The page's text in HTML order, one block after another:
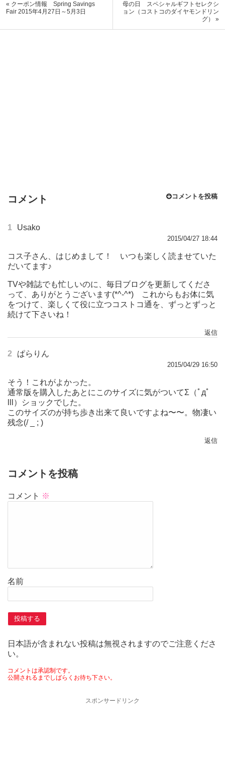
« クーポン情報 Spring Savings
Fair 2015年4月27日～5月3日
母の日 スペシャルギフトセレクシ
ョン（コストコのダイヤモンドリン
グ） »
コメント コメントを投稿
1 Usako
2015/04/27 18:44
コス子さん、はじめまして！ いつも楽しく読ませていた
だいてます♪
TVや雑誌でも忙しいのに、毎日ブログを更新してくださ
って、ありがとうございます(*^-^*) これからもお体に気
をつけて、楽しくて役に立つコストコ通を、ずっとずっと
続けて下さいね！
返信
2 ぱらりん
2015/04/29 16:50
そう！これがよかった。
通常版を購入したあとにこのサイズに気がついてΣ（ﾟдﾟ
lll）ショックでした。
このサイズのが持ち歩き出来て良いですよね〜〜。物凄い
残念(/ _ ; )
返信
コメントを投稿
コメント ※
名前
日本語が含まれない投稿は無視されますのでご注意くださ
い。
コメントは承認制です。
公開されるまでしばらくお待ち下さい。
スポンサードリンク